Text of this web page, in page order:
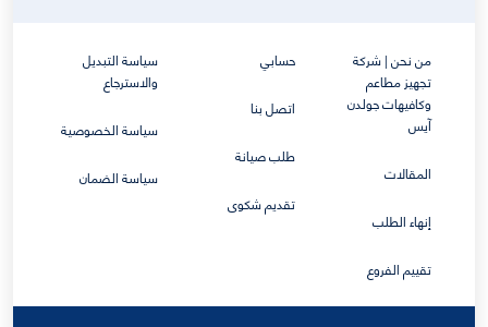
من نحن | شركة
تجهيز مطاعم
وكافيهات جولدن
آيس
المقالات
إنهاء الطلب
تقييم الفروع
حسابي
اتصل بنا
طلب صيانة
تقديم شكوى
سياسة التبديل
والاسترجاع
سياسة الخصوصية
سياسة الضمان